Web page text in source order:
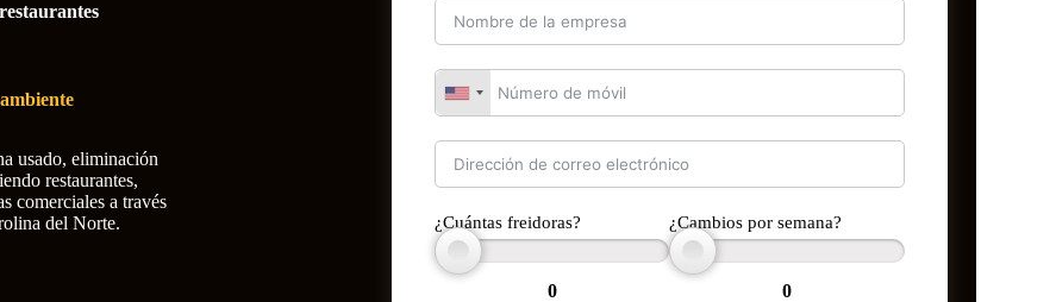
usado, eliminación
restaurantes,
comerciales a través
del Norte.
¿Cuántas freidoras?
0
¿Cambios por semana?
0